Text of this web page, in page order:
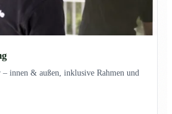
– innen & außen, inklusive Rahmen und